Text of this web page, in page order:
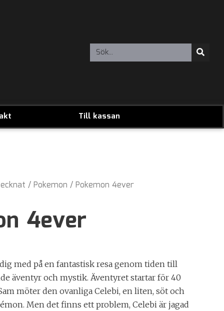
Till kassan
/ Pokemon / Pokemon 4ever
4ever
med på en fantastisk resa genom tiden till
äventyr och mystik. Äventyret startar för 40
möter den ovanliga Celebi, en liten, söt och
Men det finns ett problem, Celebi är jagad